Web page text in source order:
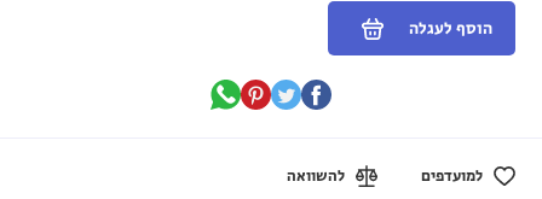
הוסף לעגלה
למועדפים להשוואה